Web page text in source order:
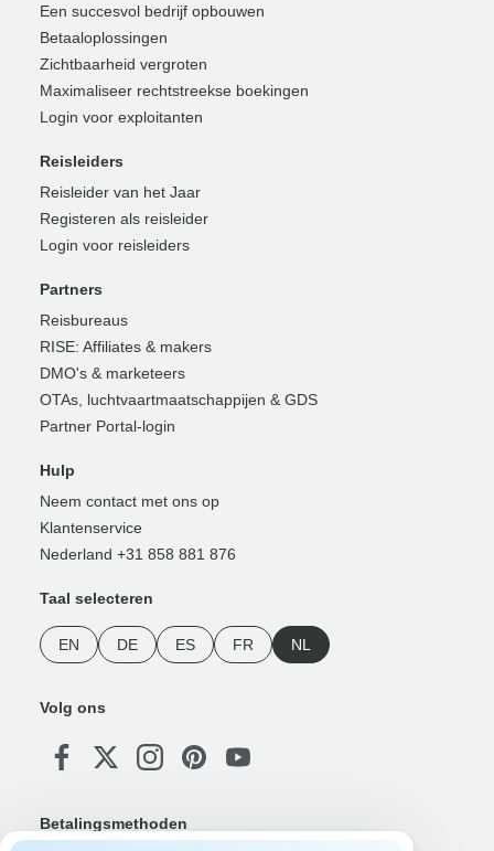
Een succesvol bedrijf opbouwen
Betaaloplossingen
Zichtbaarheid vergroten
Maximaliseer rechtstreekse boekingen
Login voor exploitanten
Reisleiders
Reisleider van het Jaar
Registeren als reisleider
Login voor reisleiders
Partners
Reisbureaus
RISE: Affiliates & makers
DMO's & marketeers
OTAs, luchtvaartmaatschappijen & GDS
Partner Portal-login
Hulp
Neem contact met ons op
Klantenservice
Nederland +31 858 881 876
Taal selecteren
EN DE ES FR NL
Volg ons
Betalingsmethoden